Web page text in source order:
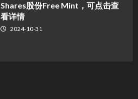
Shares股份Free Mint，可点击查
看详情
2024-10-31